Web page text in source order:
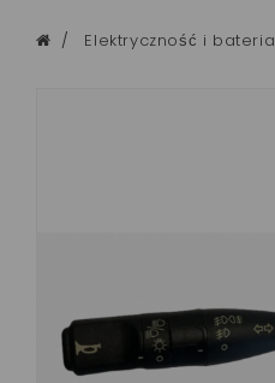
Elektryczność i bateria